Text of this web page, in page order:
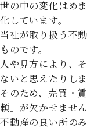
世の中の変化はめ
化しています。
当社が取り扱う不
ものです。
人や見方により、
ないと思えたりしま
そのため、売買・
頼」が欠かせません
不動産の良い所の